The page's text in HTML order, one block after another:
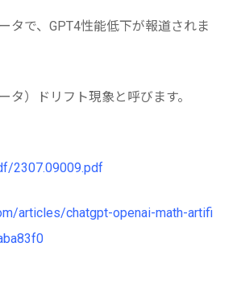
タで、GPT4性能低下が報道されま
タ）ドリフト現象と呼びます。
2307.09009.pdf
articles/chatgpt-openai-math-artifi